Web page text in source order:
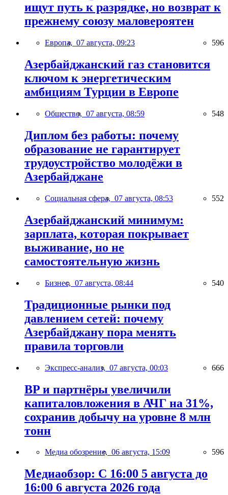
ищут путь к разрядке, но возврат к
прежнему союзу маловероятен
Европа, 07 августа, 09:23 596
Азербайджанский газ становится
ключом к энергетическим
амбициям Турции в Европе
Общество, 07 августа, 08:59 548
Диплом без работы: почему
образование не гарантирует
трудоустройство молодёжи в
Азербайджане
Социальная сфера, 07 августа, 08:53 552
Азербайджанский минимум:
зарплата, которая покрывает
выживание, но не
самостоятельную жизнь
Бизнес, 07 августа, 08:44 540
Традиционные рынки под
давлением сетей: почему
Азербайджану пора менять
правила торговли
Экспресс-анализ, 07 августа, 00:03 666
BP и партнёры увеличили
капиталовложения в АЧГ на 31%,
сохранив добычу на уровне 8 млн
тонн
Медиа обозрение, 06 августа, 15:09 596
Медиаобзор: С 16:00 5 августа до
16:00 6 августа 2026 года